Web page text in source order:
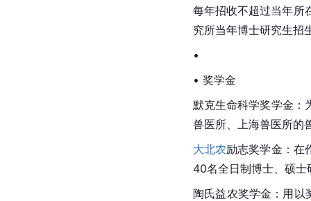
每年招收不超过当年所
究所当年博士研究生招
•
• 奖学金
默克生命科学奖学金：
兽医所、上海兽医所的
大北农励志奖学金：在
40名全日制博士、硕
陶氏益农奖学金：用以